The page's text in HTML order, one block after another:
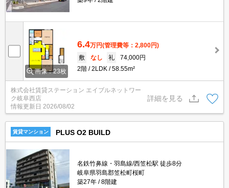
画像：23枚
6.4万円(管理費等：2,800円)
敷
なし 礼
74,000円
2階
2LDK 58.55m²
株式会社賃貸ステーション エイブルネットワー
ク岐阜西店
情報更新日 2026/08/02
詳細を見る
賃貸マンション PLUS O2 BUILD
名鉄竹鼻線・羽島線/西笠松駅 徒歩8分
岐阜県羽島郡笠松町桜町
築27年
8階建